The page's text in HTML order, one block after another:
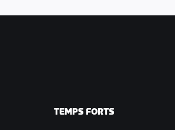
TEMPS FORTS